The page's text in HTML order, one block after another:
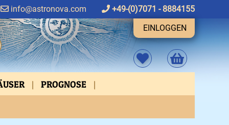
info@astronova.com
+49-(0)7071 - 8884155
EINLOGGEN
PROGNOSE